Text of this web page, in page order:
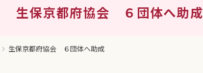
生保京都府協会 ６団体へ助成
生保京都府協会 ６団体へ助成